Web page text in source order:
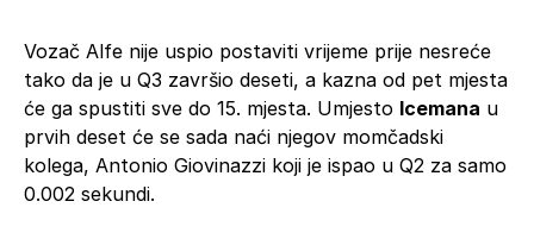
Vozač Alfe nije uspio postaviti vrijeme prije nesreće
tako da je u Q3 završio deseti, a kazna od pet mjesta
će ga spustiti sve do 15. mjesta. Umjesto Icemana u
prvih deset će se sada naći njegov momčadski
kolega, Antonio Giovinazzi koji je ispao u Q2 za samo
0.002 sekundi.